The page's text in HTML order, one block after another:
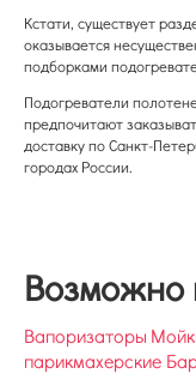
Кстати, существует
оказывается
подборками
Подогреватели
предпочитают
доставку по Санкт-
городах России.
Возможно
Вапоризаторы
парикмахерские